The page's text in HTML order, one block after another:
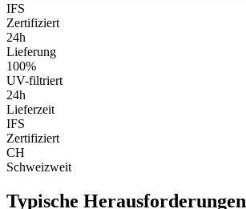
IFS
Zertifiziert
24h
Lieferung
100%
UV-filtriert
24h
Lieferzeit
IFS
Zertifiziert
CH
Schweizweit
Typische Herausforderungen